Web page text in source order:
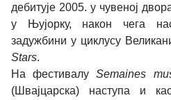
дебитује 2005. у чувеној
у Њујорку, након чега
задужбини у циклусу
Stars.
На фестивалуSemaines
(Швајцарска) наступа и